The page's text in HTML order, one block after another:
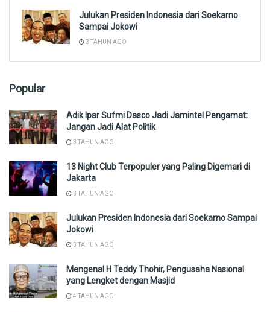
Julukan Presiden Indonesia dari Soekarno
Sampai Jokowi
3 TAHUN AGO
Popular
Adik Ipar Sufmi Dasco Jadi Jamintel Pengamat:
Jangan Jadi Alat Politik
3 TAHUN AGO
13 Night Club Terpopuler yang Paling Digemari di
Jakarta
3 TAHUN AGO
Julukan Presiden Indonesia dari Soekarno Sampai
Jokowi
3 TAHUN AGO
Mengenal H Teddy Thohir, Pengusaha Nasional
yang Lengket dengan Masjid
4 TAHUN AGO